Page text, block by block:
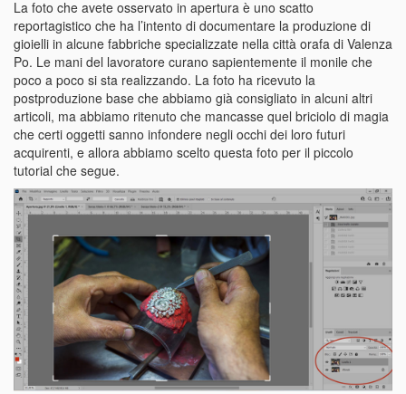
La foto che avete osservato in apertura è uno scatto
reportagistico che ha l’intento di documentare la produzione di
gioielli in alcune fabbriche specializzate nella città orafa di Valenza
Po. Le mani del lavoratore curano sapientemente il monile che
poco a poco si sta realizzando. La foto ha ricevuto la
postproduzione base che abbiamo già consigliato in alcuni altri
articoli, ma abbiamo ritenuto che mancasse quel briciolo di magia
che certi oggetti sanno infondere negli occhi dei loro futuri
acquirenti, e allora abbiamo scelto questa foto per il piccolo
tutorial che segue.